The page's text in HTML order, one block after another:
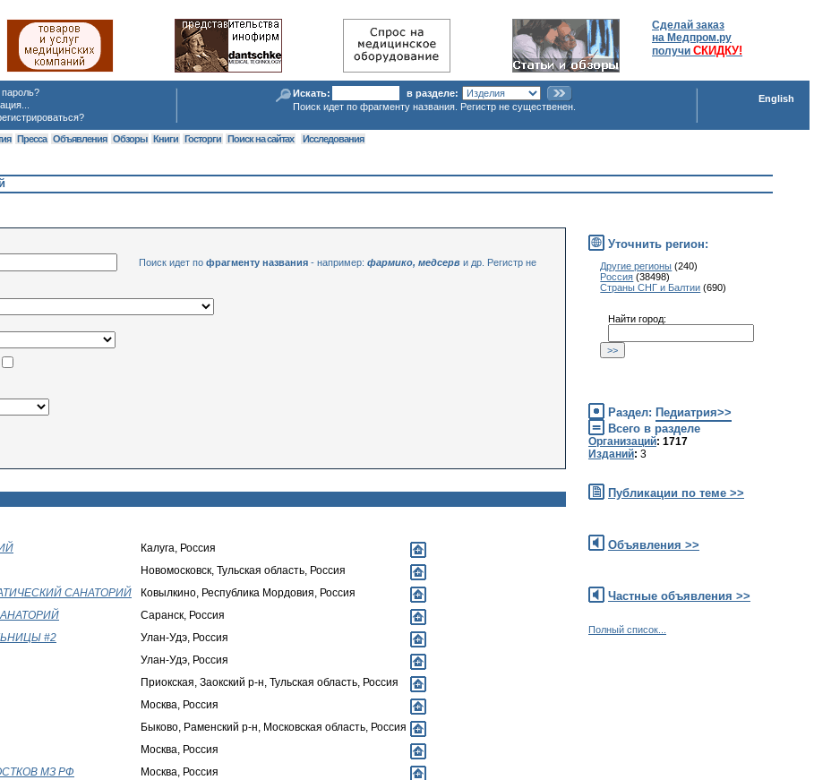
Сделай заказ
на Медпром.ру
получи СКИДКУ!
Искать:
в разделе:
Поиск идет по фрагменту названия. Регистр не существенен.
English
Пресса Объявления Обзоры Книги Госторги Поиск на сайтах Исследования
Поиск идет по фрагменту названия - например: фармико, медсерв и др. Регистр не
Калуга, Россия
Новомосковск, Тульская область, Россия
САНАТОРИЙ
Ковылкино, Республика Мордовия, Россия
Саранск, Россия
#2
Улан-Удэ, Россия
Улан-Удэ, Россия
Приокская, Заокский р-н, Тульская область, Россия
Москва, Россия
Быково, Раменский р-н, Московская область, Россия
Москва, Россия
МЗ РФ
Москва, Россия
Уточнить регион:
Другие регионы (240)
Россия (38498)
Страны СНГ и Балтии (690)
Найти город:
Раздел: Педиатрия>>
Всего в разделе
Организаций: 1717
Изданий: 3
Публикации по теме >>
Объявления >>
Частные объявления >>
Полный список...